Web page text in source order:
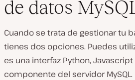
de datos
Cuando se trata de gestionar tu
tienes dos opciones. Puedes
es una interfaz Python, Javascript
componente del servidor